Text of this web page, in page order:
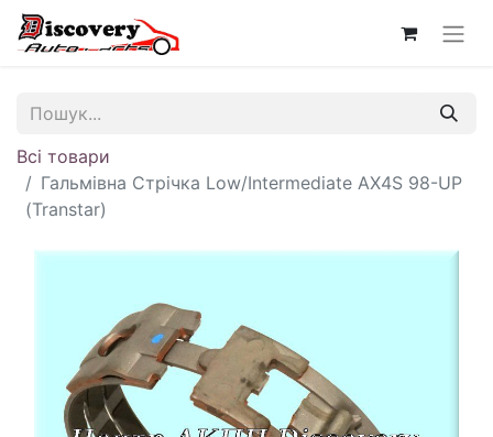
Всі товари
Гальмівна Стрічка Low/Intermediate AX4S 98-UP
(Transtar)